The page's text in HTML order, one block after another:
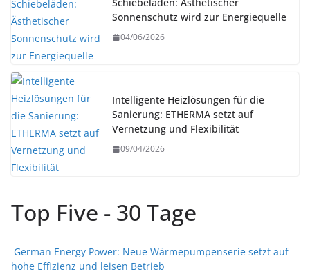
Sonnenschutz wird zur Energiequelle
04/06/2026
Intelligente Heizlösungen für die
Sanierung: ETHERMA setzt auf
Vernetzung und Flexibilität
09/04/2026
Top Five - 30 Tage
German Energy Power: Neue Wärmepumpenserie setzt auf
hohe Effizienz und leisen Betrieb